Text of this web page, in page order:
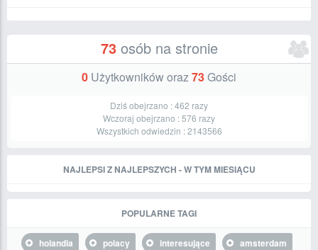
73osób na stronie
0 Użytkowników oraz73Gości
Dziś obejrzano :462 razy
Wczoraj obejrzano :576 razy
Wszystkich odwiedzin :2143566
NAJLEPSI Z NAJLEPSZYCH - W TYM MIESIĄCU
POPULARNE TAGI
holandia polacy interesujące
amsterdam